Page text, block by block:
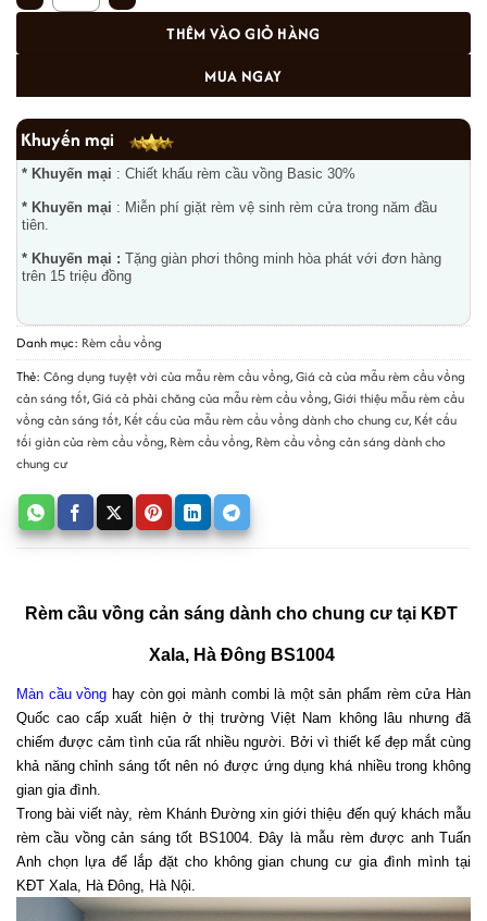
THÊM VÀO GIỎ HÀNG
MUA NGAY
Khuyến mại
* Khuyến mại : Chiết khấu rèm cầu vồng Basic 30%
* Khuyến mại : Miễn phí giặt rèm vệ sinh rèm cửa trong năm đầu
tiên.
* Khuyến mại : Tặng giàn phơi thông minh hòa phát với đơn hàng
trên 15 triệu đồng
Danh mục: Rèm cầu vồng
Thẻ: Công dụng tuyệt vời của mẫu rèm cầu vồng,Giá cả của mẫu rèm cầu vồng
cản sáng tốt,Giá cả phải chăng của mẫu rèm cầu vồng,Giới thiệu mẫu rèm cầu
vồng cản sáng tốt, Kết cấu của mẫu rèm cầu vồng dành cho chung cư, Kết cấu
tối giản của rèm cầu vồng, Rèm cầu vồng, Rèm cầu vồng cản sáng dành cho
chung cư
Rèm cầu vồng cản sáng dành cho chung cư tại KĐT
Xala, Hà Đông BS1004
Màn cầu vồng hay còn gọi mành combi là một sản phẩm rèm cửa Hàn
Quốc cao cấp xuất hiện ở thị trường Việt Nam không lâu nhưng đã
chiếm được cảm tình của rất nhiều người. Bởi vì thiết kế đẹp mắt cùng
khả năng chỉnh sáng tốt nên nó được ứng dụng khá nhiều trong không
gian gia đình.
Trong bài viết này, rèm Khánh Đường xin giới thiệu đến quý khách mẫu
rèm cầu vồng cản sáng tốt BS1004. Đây là mẫu rèm được anh Tuấn
Anh chọn lựa để lắp đặt cho không gian chung cư gia đình mình tại
KĐT Xala, Hà Đông, Hà Nội.